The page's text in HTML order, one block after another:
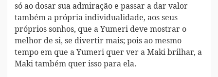
só ao dosar sua admiração e passar a dar valor
também a própria individualidade, aos seus
próprios sonhos, que a Yumeri deve mostrar o
melhor de si, se divertir mais; pois ao mesmo
tempo em que a Yumeri quer ver a Maki brilhar, a
Maki também quer isso para ela.